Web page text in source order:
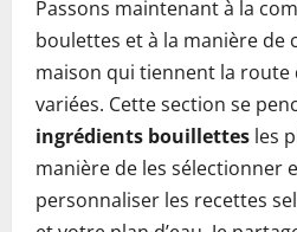
Passons maintenant à la
boulettes et à la manière de
maison qui tiennent la route
variées. Cette section se
ingrédients bouillettes les
manière de les sélectionner
personnaliser les recettes